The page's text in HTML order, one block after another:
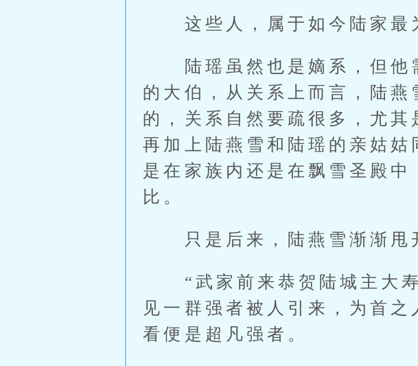
这些人，属于如今陆家最
陆瑶虽然也是嫡系，但他
的大伯，从关系上而言，陆
的，关系自然要疏很多，尤其
再加上陆燕雪和陆瑶的亲姑
是在家族内还是在飘雪圣殿
比。
只是后来，陆燕雪渐渐甩
“武家前来恭贺陆城主大寿
见一群强者被人引来，为首
看便是超凡强者。